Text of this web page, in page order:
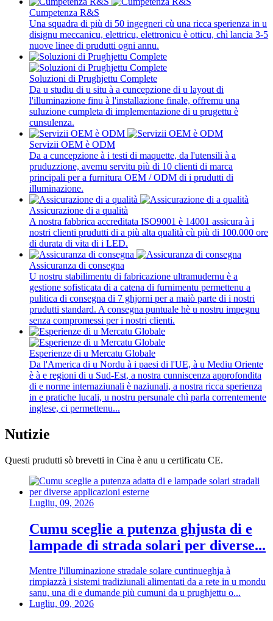
Cumpetenza R&S
Una squadra di più di 50 ingegneri cù una ricca sperienza in u
disignu meccanicu, elettricu, elettronicu è otticu, chì lancia 3-5
nuove linee di prudutti ogni annu.
Soluzioni di Prughjettu Complete
Da u studiu di u situ à a cuncepzione di u layout di
l'illuminazione finu à l'installazione finale, offremu una
suluzione cumpleta di implementazione di u prugettu è
cunsulenza.
Servizii OEM è ODM
Da a cuncepzione à i testi di maquette, da l'utensili à a
pruduzzione, avemu servitu più di 10 clienti di marca
principali per a furnitura OEM / ODM di i prudutti di
illuminazione.
Assicurazione di a qualità
A nostra fabbrica accreditata ISO9001 è 14001 assicura à i
nostri clienti prudutti di a più alta qualità cù più di 100.000 ore
di durata di vita di i LED.
Assicuranza di consegna
U nostru stabilimentu di fabricazione ultramudernu è a
gestione sofisticata di a catena di furnimentu permettenu a
pulitica di consegna di 7 ghjorni per a maiò parte di i nostri
prudutti standard. A consegna puntuale hè u nostru impegnu
senza compromessi per i nostri clienti.
Esperienze di u Mercatu Globale
Da l'America di u Nordu à i paesi di l'UE, à u Mediu Oriente
è à e regioni di u Sud-Est, a nostra cunniscenza approfondita
di e norme internaziunali è naziunali, a nostra ricca sperienza
in e pratiche lucali, u nostru persunale chì parla correntemente
inglese, ci permettenu...
Nutizie
Questi prudutti sò brevetti in Cina è anu u certificatu CE.
Lugliu, 09, 2026
Cumu sceglie a putenza ghjusta di e
lampade di strada solari per diverse...
Mentre l'illuminazione stradale solare cuntinueghja à
rimpiazzà i sistemi tradiziunali alimentati da a rete in u mondu
sanu, una di e dumande più cumuni da u prughjettu o...
Lugliu, 09, 2026